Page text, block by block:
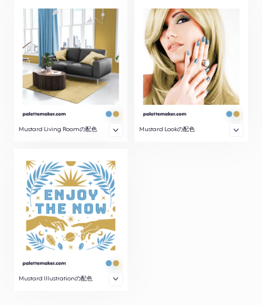
Mustard Living Roomの配色 Mustard Lookの配色
Mustard Illustrationの配色